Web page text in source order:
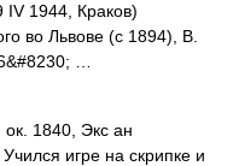
1944, Краков)
во Львове (с 1894), В.
…
1840, Экс ан
игре на скрипке и